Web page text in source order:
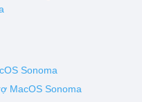
Sonoma
MacOS Sonoma